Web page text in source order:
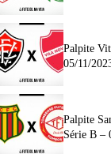
Palpite
05/11/
Palpite
Série B –